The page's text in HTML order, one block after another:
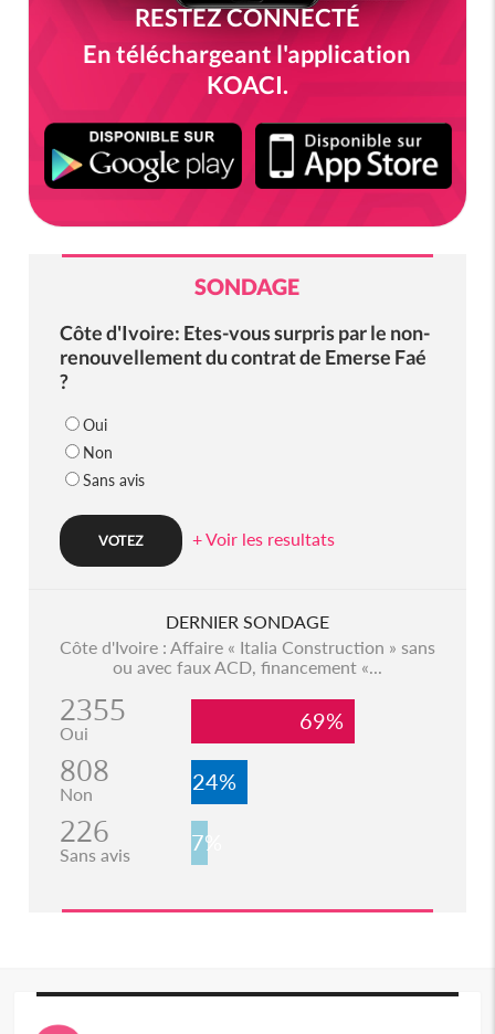
RESTEZ CONNECTÉ
En téléchargeant l'application
KOACI.
SONDAGE
Côte d'Ivoire: Etes-vous surpris par le non-
renouvellement du contrat de Emerse Faé
?
Oui
Non
Sans avis
+ Voir les resultats
DERNIER SONDAGE
Côte d'Ivoire : Affaire « Italia Construction » sans
ou avec faux ACD, financement «...
2355
Oui 69%
808
Non 24%
226
Sans avis 7%